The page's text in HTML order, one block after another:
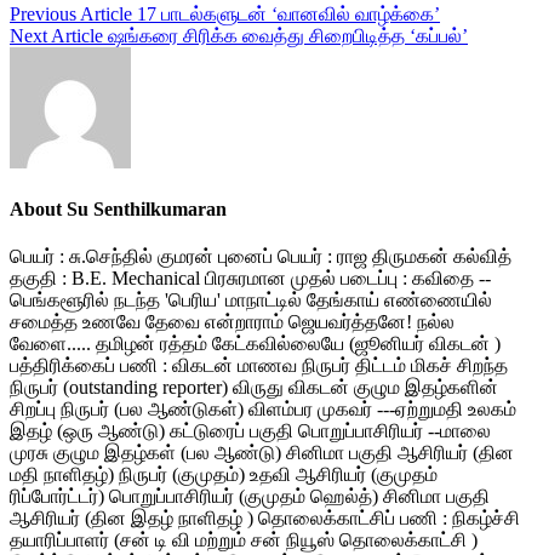
Post
navigation
Previous Article 17 பாடல்களுடன் ‘வானவில் வாழ்க்கை’
Next Article ஷங்கரை சிரிக்க வைத்து சிறைபிடித்த ‘கப்பல்’
About Su Senthilkumaran
பெயர் : சு.செந்தில் குமரன் புனைப் பெயர் : ராஜ திருமகன் கல்வித்
தகுதி : B.E. Mechanical பிரசுரமான முதல் படைப்பு : கவிதை --
பெங்களூரில் நடந்த 'பெரிய' மாநாட்டில் தேங்காய் எண்ணையில்
சமைத்த உணவே தேவை என்றாராம் ஜெயவர்த்தனே! நல்ல
வேளை..... தமிழன் ரத்தம் கேட்கவில்லையே (ஜூனியர் விகடன் )
பத்திரிக்கைப் பணி : விகடன் மாணவ நிருபர் திட்டம் மிகச் சிறந்த
நிருபர் (outstanding reporter) விருது விகடன் குழும இதழ்களின்
சிறப்பு நிருபர் (பல ஆண்டுகள்) விளம்பர முகவர் ---ஏற்றுமதி உலகம்
இதழ் (ஒரு ஆண்டு) கட்டுரைப் பகுதி பொறுப்பாசிரியர் --மாலை
முரசு குழும இதழ்கள் (பல ஆண்டு) சினிமா பகுதி ஆசிரியர் (தின
மதி நாளிதழ்) நிருபர் (குமுதம்) உதவி ஆசிரியர் (குமுதம்
ரிப்போர்ட்டர்) பொறுப்பாசிரியர் (குமுதம் ஹெல்த்) சினிமா பகுதி
ஆசிரியர் (தின இதழ் நாளிதழ் ) தொலைக்காட்சிப் பணி : நிகழ்ச்சி
தயாரிப்பாளர் (சன் டி வி மற்றும் சன் நியூஸ் தொலைக்காட்சி )